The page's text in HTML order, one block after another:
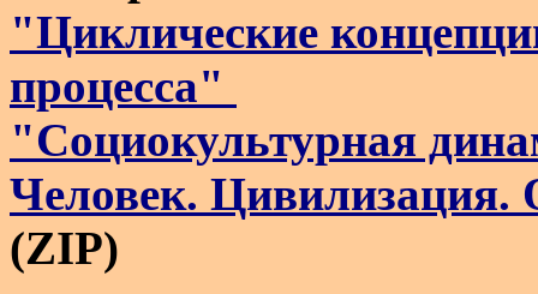
"Циклические
процесса"
"Социокультурная
Человек. Цивилизация.
(ZIP)